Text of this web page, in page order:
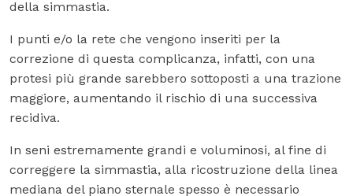
della simmastia.
I punti e/o la rete che vengono inseriti per la
correzione di questa complicanza, infatti, con una
protesi più grande sarebbero sottoposti a una trazione
maggiore, aumentando il rischio di una successiva
recidiva.
In seni estremamente grandi e voluminosi, al fine di
correggere la simmastia, alla ricostruzione della linea
mediana del piano sternale spesso è necessario